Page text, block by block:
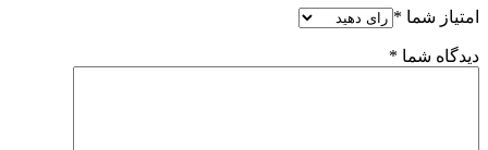
امتیاز شما *
دیدگاه شما *